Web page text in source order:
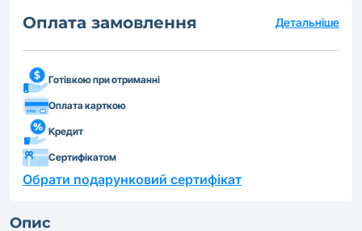
Оплата замовлення Детальніше
Готівкою при отриманні
Оплата карткою
Кредит
Сертифікатом
Обрати подарунковий сертифікат
Опис